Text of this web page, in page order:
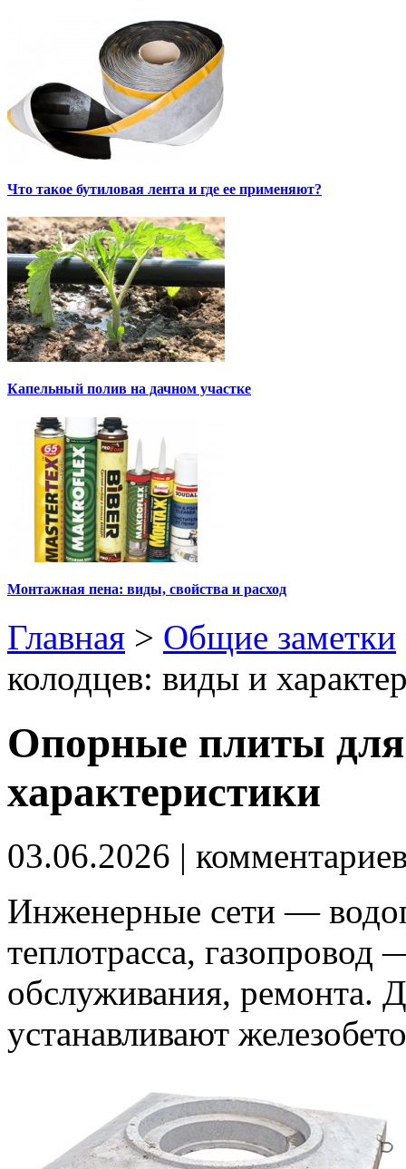
Что такое бутиловая лента и где ее применяют?
Капельный полив на дачном участке
Монтажная пена: виды, свойства и расход
Главная > Общие заметки
колодцев: виды и
Опорные плиты
характеристики
03.06.2026 |
Инженерные сети —
теплотрасса,
обслуживания, ремонта.
устанавливают